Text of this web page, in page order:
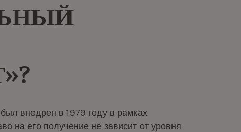
внедрен в 1979 году в рамках
на его получение не зависит от уровня